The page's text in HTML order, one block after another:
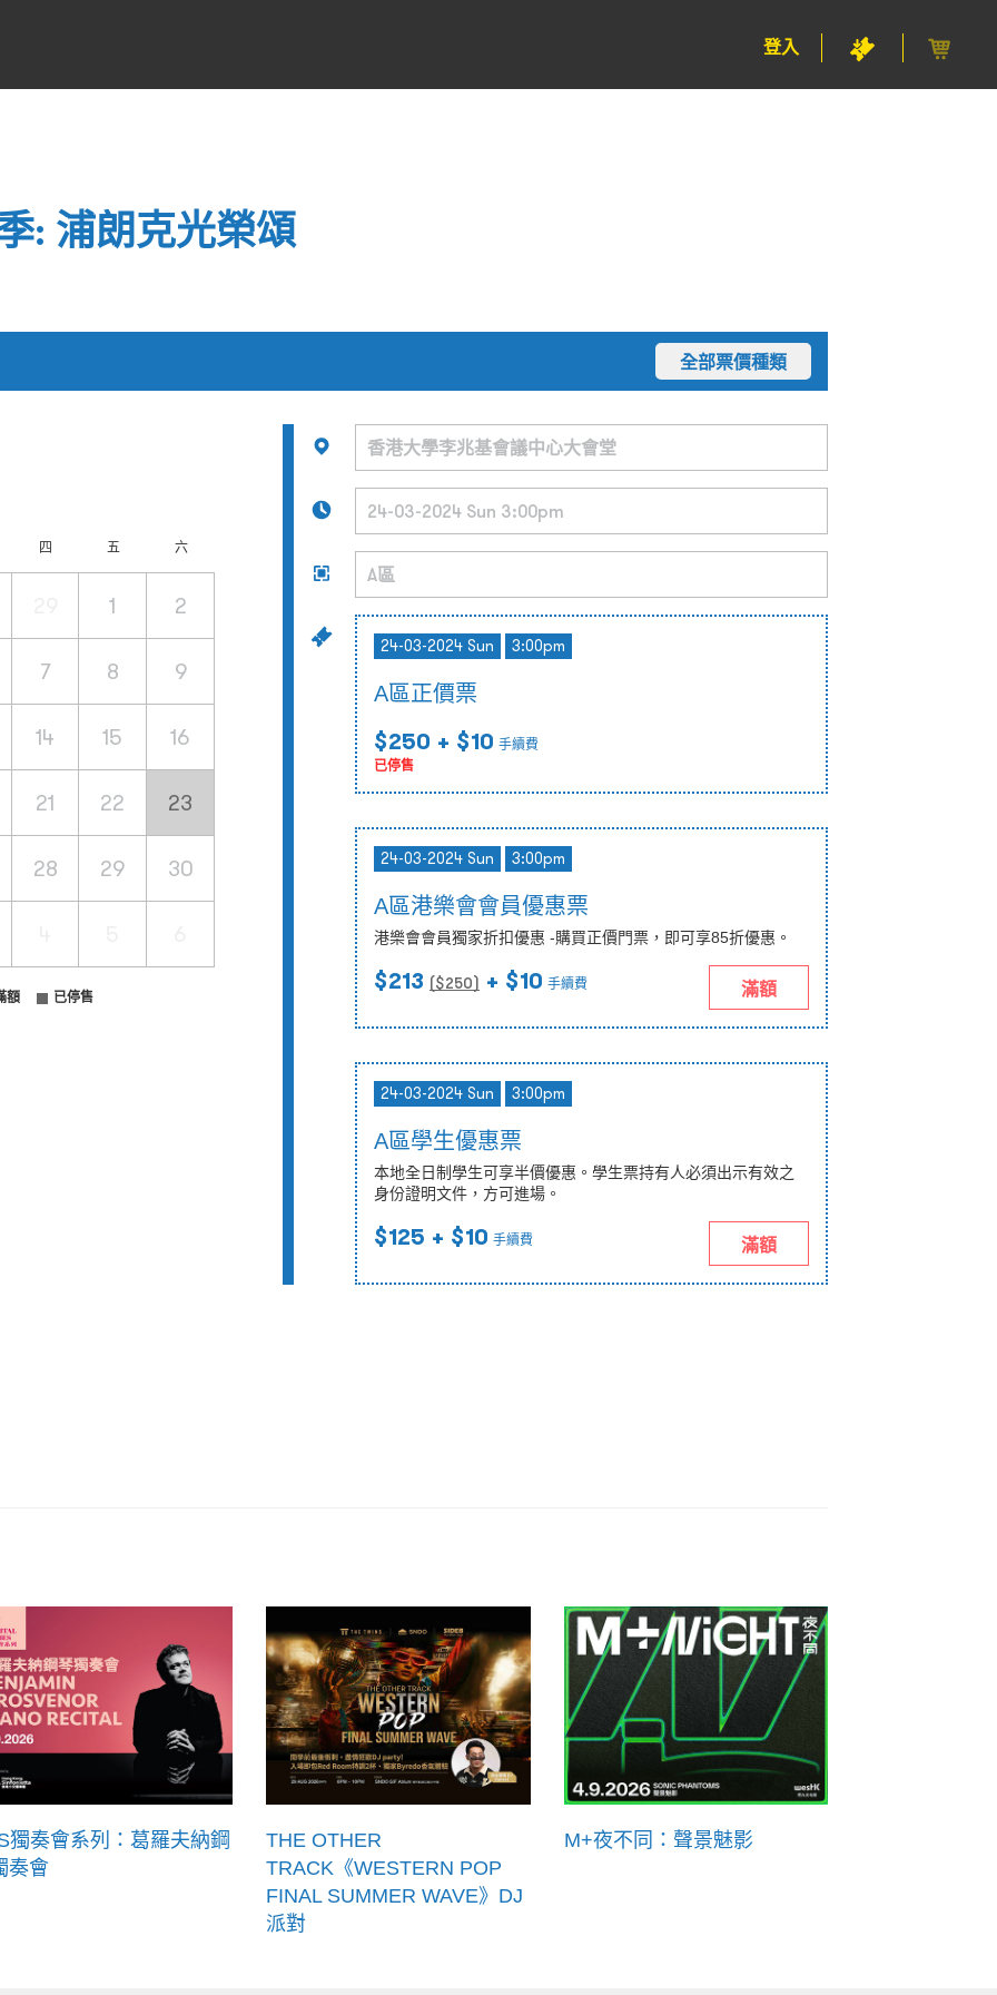
登入
: 浦朗克光榮頌
全部票價種類
四 五 六
1 2
7 8 9
14 15 16
21 22 23
28 29 30
額 已停售
24-03-2024 Sun 3:00pm
A區正價票
$250 + $10 手續費
已停售
24-03-2024 Sun 3:00pm
A區港樂會會員優惠票
港樂會會員獨家折扣優惠 -購買正價門票，即可享85折優惠。
$213 ($250) + $10 手續費 滿額
24-03-2024 Sun 3:00pm
A區學生優惠票
本地全日制學生可享半價優惠。學生票持有人必須出示有效之
身份證明文件，方可進場。
$125 + $10 手續費 滿額
獨奏會系列：葛羅夫納鋼
奏會
THE OTHER
TRACK《WESTERN POP
FINAL SUMMER WAVE》DJ
派對
M+夜不同：聲景魅影